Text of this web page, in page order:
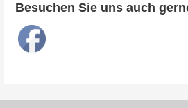
Besuchen Sie uns auch